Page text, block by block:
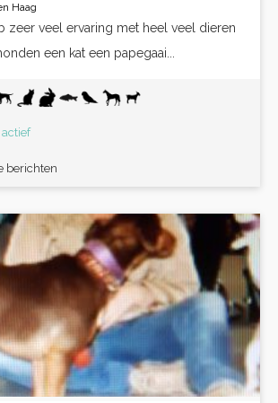
Haag
zeer veel ervaring met heel veel dieren
een kat een papegaai...
berichten